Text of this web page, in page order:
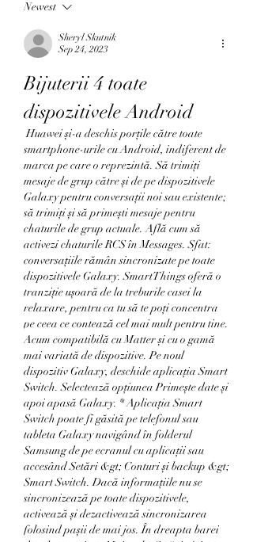
Newest
Sheryl Skutnik
Sep 24, 2023
Bijuterii 4 toate
dispozitivele Android
Huawei și-a deschis porțile către toate
smartphone-urile cu Android, indiferent de
marca pe care o reprezintă. Să trimiți
mesaje de grup către și de pe dispozitivele
Galaxy pentru conversații noi sau existente;
să trimiți și să primești mesaje pentru
chaturile de grup actuale. Află cum să
activezi chaturile RCS în Messages. Sfat:
conversațiile rămân sincronizate pe toate
dispozitivele Galaxy. SmartThings oferă o
tranziție ușoară de la treburile casei la
relaxare, pentru ca tu să te poți concentra
pe ceea ce contează cel mai mult pentru tine.
Acum compatibilă cu Matter și cu o gamă
mai variată de dispozitive. Pe noul
dispozitiv Galaxy, deschide aplicația Smart
Switch. Selectează opțiunea Primește date și
apoi apasă Galaxy. * Aplicația Smart
Switch poate fi găsită pe telefonul sau
tableta Galaxy navigând în folderul
Samsung de pe ecranul cu aplicații sau
accesând Setări &gt; Conturi și backup &gt;
Smart Switch. Dacă informațiile nu se
sincronizează pe toate dispozitivele,
activează și dezactivează sincronizarea
folosind pașii de mai jos. În dreapta barei